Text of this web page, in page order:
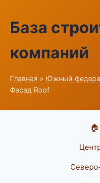
База
компаний
Главная » Южный
Фасад Roof